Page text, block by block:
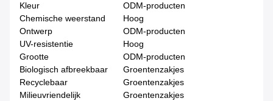
Kleur
ODM-producten
Chemische weerstand
Hoog
Ontwerp
ODM-producten
UV-resistentie
Hoog
Grootte
ODM-producten
Biologisch afbreekbaar
Groentenzakjes
Recyclebaar
Groentenzakjes
Milieuvriendelijk
Groentenzakjes